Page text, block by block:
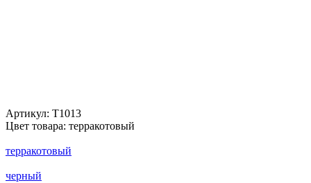
Артикул: Т1013
Цвет товара: терракотовый
терракотовый
черный